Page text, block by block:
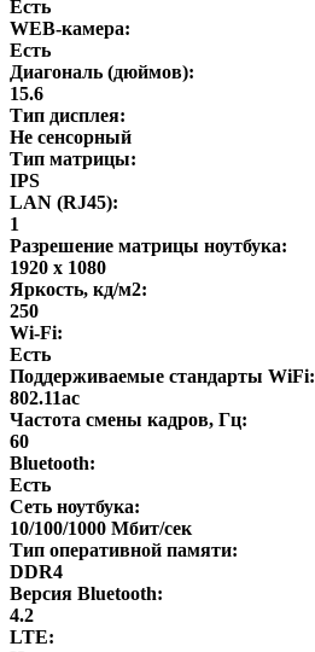
Есть
WEB-камера:
Есть
Диагональ (дюймов):
15.6
Тип дисплея:
Не сенсорный
Тип матрицы:
IPS
LAN (RJ45):
1
Разрешение матрицы ноутбука:
1920 x 1080
Яркость, кд/м2:
250
Wi-Fi:
Есть
Поддерживаемые стандарты WiFi:
802.11ac
Частота смены кадров, Гц:
60
Bluetooth:
Есть
Сеть ноутбука:
10/100/1000 Мбит/сек
Тип оперативной памяти:
DDR4
Версия Bluetooth:
4.2
LTE: